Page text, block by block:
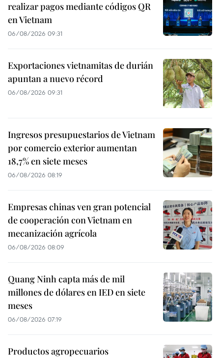
realizar pagos mediante códigos QR
en Vietnam
06/08/2026 09:31
Exportaciones vietnamitas de durián
apuntan a nuevo récord
06/08/2026 09:31
Ingresos presupuestarios de Vietnam
por comercio exterior aumentan
18,7% en siete meses
06/08/2026 08:19
Empresas chinas ven gran potencial
de cooperación con Vietnam en
mecanización agrícola
06/08/2026 08:09
Quang Ninh capta más de mil
millones de dólares en IED en siete
meses
06/08/2026 07:19
Productos agropecuarios